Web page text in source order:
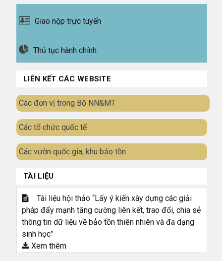
Giao nộp trực tuyến
Thủ tục hành chính
LIÊN KẾT CÁC WEBSITE
Các đơn vị trong Bộ NN&MT
Các tổ chức quốc tế
Các vườn quốc gia, khu bảo tồn
TÀI LIỆU
Tài liệu hội thảo “Lấy ý kiến xây dựng các giải
pháp đẩy mạnh tăng cường liên kết, trao đổi, chia sẻ
thông tin dữ liệu về bảo tồn thiên nhiên và đa dạng
sinh học”
Xem thêm